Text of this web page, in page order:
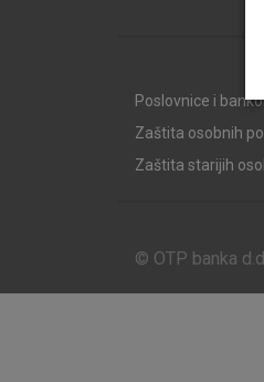
Poslovnice i
Zaštita osobnih
Zaštita starijih
© OTP banka